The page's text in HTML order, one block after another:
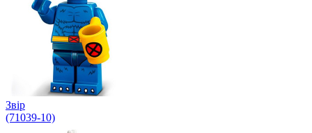
Звір
(71039-10)